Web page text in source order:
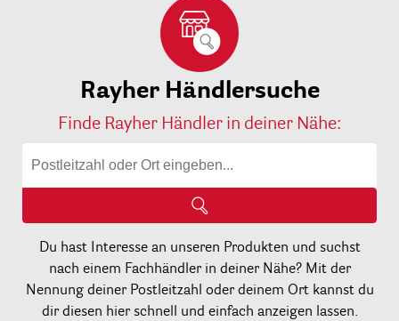
Rayher Händlersuche
Finde Rayher Händler in deiner Nähe:
Du hast Interesse an unseren Produkten und suchst
nach einem Fachhändler in deiner Nähe? Mit der
Nennung deiner Postleitzahl oder deinem Ort kannst du
dir diesen hier schnell und einfach anzeigen lassen.